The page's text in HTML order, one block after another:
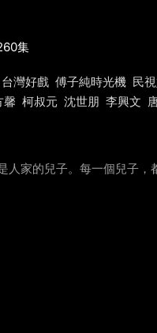
集
台灣好戲 傅子純時光機 民
馨 柯叔元 沈世朋 李興文
人家的兒子。每一個兒子